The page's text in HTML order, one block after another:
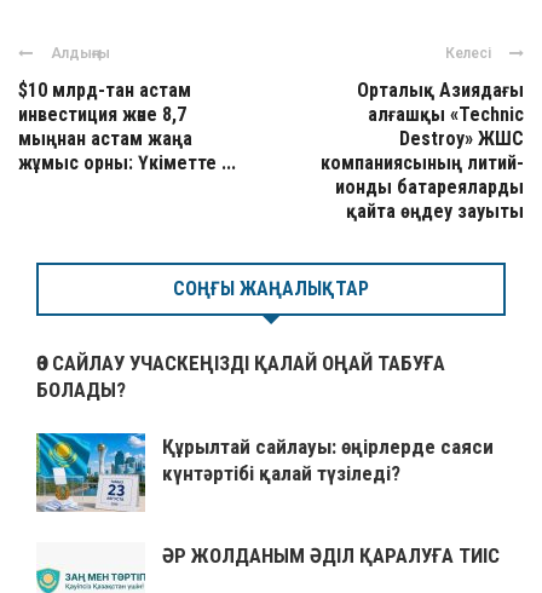
Алдыңғы
$10 млрд-тан астам
инвестиция және 8,7
мыңнан астам жаңа
жұмыс орны: Үкіметте ...
Келесі
Орталық Азиядағы
алғашқы «Technic
Destroy» ЖШС
компаниясының литий-
ионды батареяларды
қайта өңдеу зауыты
СОҢҒЫ ЖАҢАЛЫҚТАР
ӨЗ САЙЛАУ УЧАСКЕҢІЗДІ ҚАЛАЙ ОҢАЙ ТАБУҒА
БОЛАДЫ?
Құрылтай сайлауы: өңірлерде саяси
күнтәртібі қалай түзіледі?
ӘР ЖОЛДАНЫМ ӘДІЛ ҚАРАЛУҒА ТИІС